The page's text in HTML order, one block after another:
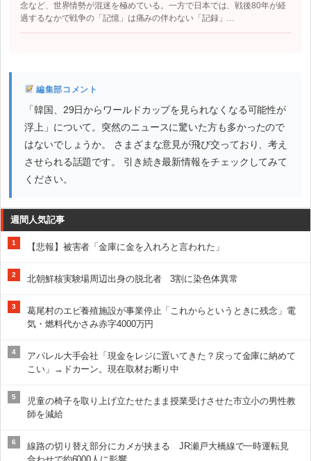
念など、世界情勢が混迷を極めている。一方で日本では、戦後80年が経
過するなかで戦争の「記憶」は痛みの伴わない「記録」…
編集部コメント
「韓国、29日からワールドカップを見られなくなる可能性が
浮上」について。突然のニュースに驚いた方も多かったので
はないでしょうか。 さまざまな意見が飛び交っており、考え
させられる話題です。 引き続き最新情報をチェックしてみて
ください。
週間人気記事
1 【悲報】被害者「金庫に金を入れろと言われた」
2 北朝鮮核実験場周辺出身の脱北者 3割に染色体異常
3
葛尾村のエビ養殖施設が事業停止「これからというときに残念」電
気・燃料代かさみ赤字4000万円
4
アパレル大手会社「現金をレジに置いてきた？戻って金庫に納めて
こい」→ドカーン。現在取材お断り中
5
児童の椅子を取り上げ立たせたまま授業受けさせた市立小の男性教
師を減給
6
線路の切り替え部分にカメが挟まる JR瀬戸大橋線で一時運転見